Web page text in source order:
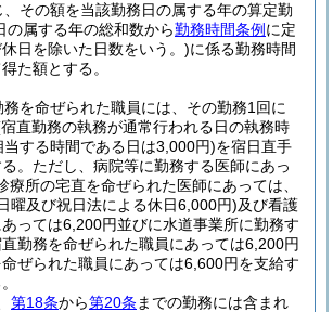
、その額を当該勤務日の属する年の算定勤
の属する年の総和数から勤務時間条例 に定
日を除いた日数をいう。)に係る勤務時間
た額とする。
務を命ぜられた職員には、その勤務1回に
直勤務の執務が通常行われる日の執務時
する時間である日は3,000円)を宿日直手
。 ただし、病院等に勤務する医師にあっ
療所の宅直を命ぜられた医師にあっては、
曜及び祝日法による休日6,000円)及び看護
っては6,200円並びに水道事業所に勤務す
勤務を命ぜられた職員にあっては6,200円
ぜられた職員にあっては6,600円を支給す
第18条から第20条 までの勤務には含まれ